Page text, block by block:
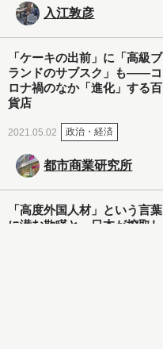
入江敦彦
「ケーキの出前」に「高級ブ
ランドのサブスク」も――コ
ロナ禍のなか「進化」する百
貨店
2021.05.02 政治・経済
都市商業研究所
「高度外国人材」という言葉
に潜む欺瞞と、日本が搾取し